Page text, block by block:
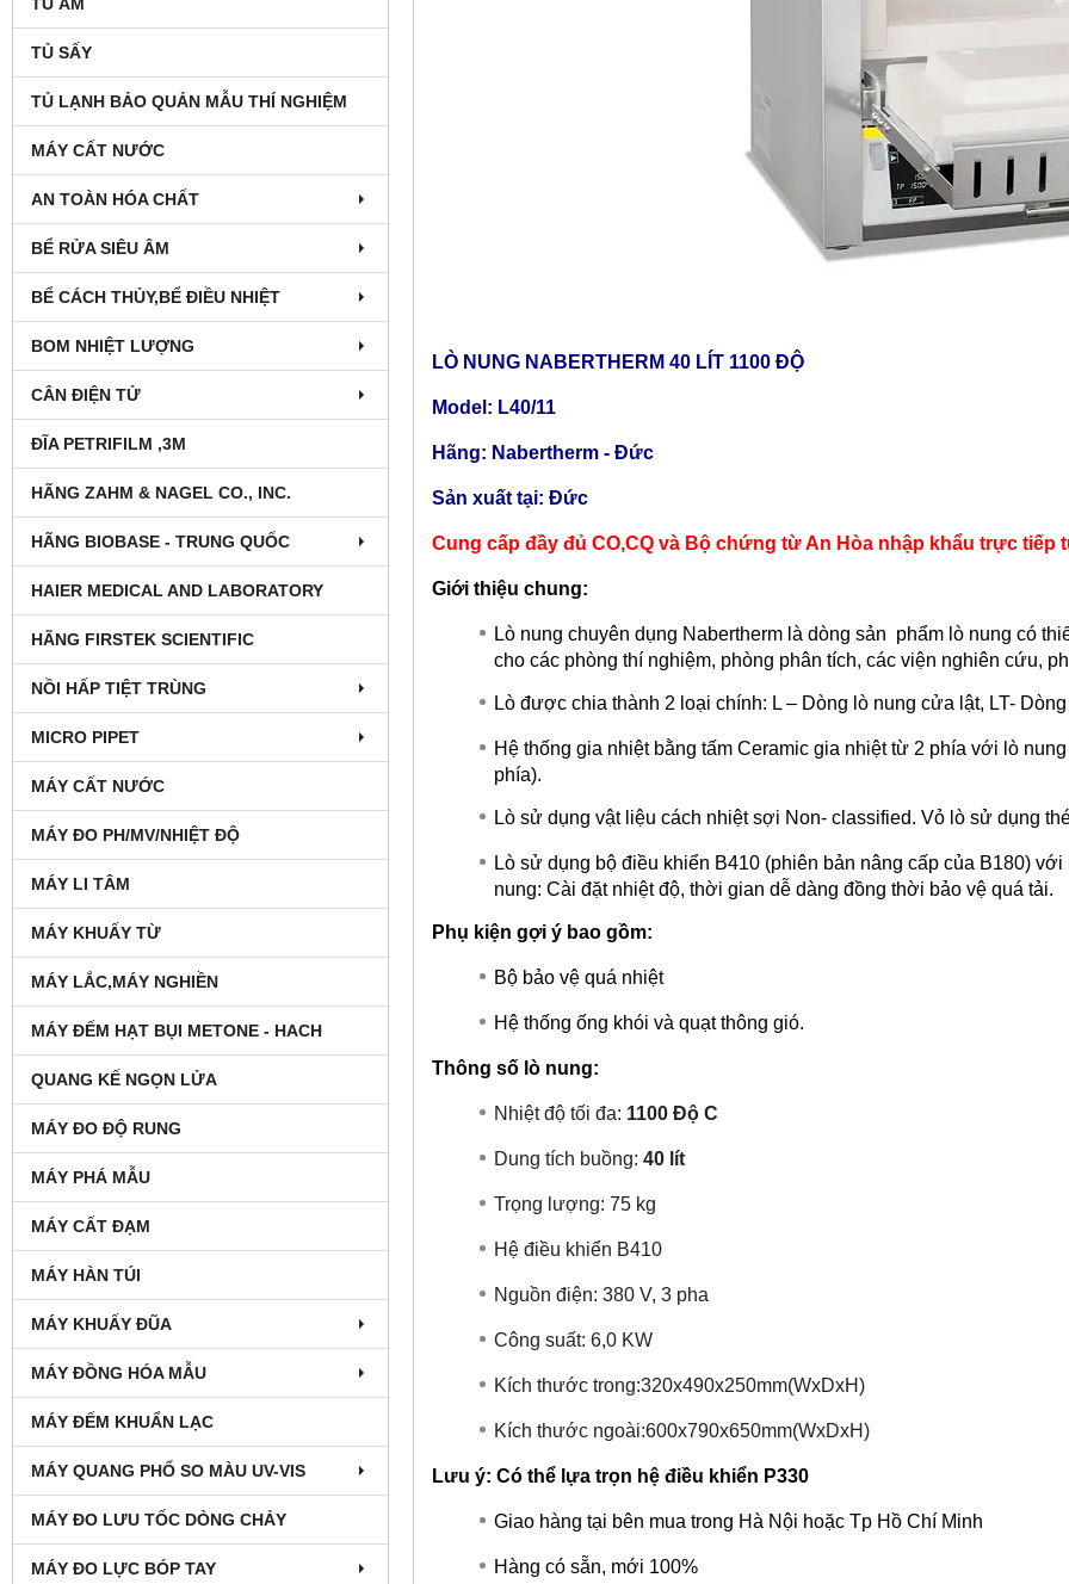
TỦ SẤY
TỦ LẠNH BẢO QUẢN MẪU THÍ NGHIỆM
MÁY CẤT NƯỚC
AN TOÀN HÓA CHẤT
BỂ RỬA SIÊU ÂM
BỂ CÁCH THỦY,BỂ ĐIỀU NHIỆT
BOM NHIỆT LƯỢNG
CÂN ĐIỆN TỬ
ĐĨA PETRIFILM ,3M
HÃNG ZAHM & NAGEL CO., INC.
HÃNG BIOBASE - TRUNG QUỐC
HAIER MEDICAL AND LABORATORY
HÃNG FIRSTEK SCIENTIFIC
NỒI HẤP TIỆT TRÙNG
MICRO PIPET
MÁY CẤT NƯỚC
MÁY ĐO PH/MV/NHIỆT ĐỘ
MÁY LI TÂM
MÁY KHUẤY TỪ
MÁY LẮC,MÁY NGHIỀN
MÁY ĐẾM HẠT BỤI METONE - HACH
QUANG KẾ NGỌN LỬA
MÁY ĐO ĐỘ RUNG
MÁY PHÁ MẪU
MÁY CẤT ĐẠM
MÁY HÀN TÚI
MÁY KHUẤY ĐŨA
MÁY ĐỒNG HÓA MẪU
MÁY ĐẾM KHUẨN LẠC
MÁY QUANG PHỔ SO MÀU UV-VIS
MÁY ĐO LƯU TỐC DÒNG CHẢY
MÁY ĐO LỰC BÓP TAY
LÒ NUNG NABERTHERM 40 LÍT 1100 ĐỘ
Model: L40/11
Hãng: Nabertherm - Đức
Sản xuất tại: Đức
Cung cấp đầy đủ CO,CQ và Bộ chứng từ An Hòa nhập khẩu trực tiếp
Giới thiệu chung:
Lò nung chuyên dụng Nabertherm là dòng sản phẩm lò nung có
cho các phòng thí nghiệm, phòng phân tích, các viện nghiên cứu,
Lò được chia thành 2 loại chính: L – Dòng lò nung cửa lật, LT-
Hệ thống gia nhiệt bằng tấm Ceramic gia nhiệt từ 2 phía với lò
phía).
Lò sử dụng vật liệu cách nhiệt sợi Non- classified. Vỏ lò sử dụng
Lò sử dụng bộ điều khiển B410 (phiên bản nâng cấp của B180)
nung: Cài đặt nhiệt độ, thời gian dễ dàng đồng thời bảo vệ quá tải.
Phụ kiện gợi ý bao gồm:
Bộ bảo vệ quá nhiệt
Hệ thống ống khói và quạt thông gió.
Thông số lò nung:
Nhiệt độ tối đa: 1100 Độ C
Dung tích buồng: 40 lít
Trọng lượng: 75 kg
Hệ điều khiển B410
Nguồn điện: 380 V, 3 pha
Công suất: 6,0 KW
Kích thước trong:320x490x250mm(WxDxH)
Kích thước ngoài:600x790x650mm(WxDxH)
Lưu ý: Có thể lựa trọn hệ điều khiển P330
Giao hàng tại bên mua trong Hà Nội hoặc Tp Hồ Chí Minh
Hàng có sẵn, mới 100%